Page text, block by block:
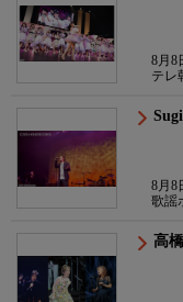
8月8
テレ
8月8
歌謡
高